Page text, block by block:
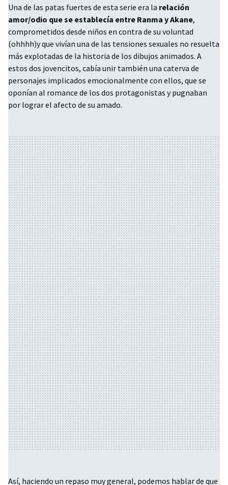
Una de las patas fuertes de esta serie era la relación
amor/odio que se establecía entre Ranma y Akane,
comprometidos desde niños en contra de su voluntad
(ohhhh)y que vivían una de las tensiones sexuales no resuelta
más explotadas de la historia de los dibujos animados. A
estos dos jovencitos, cabía unir también una caterva de
personajes implicados emocionalmente con ellos, que se
oponían al romance de los dos protagonistas y pugnaban
por lograr el afecto de su amado.
Así, haciendo un repaso muy general, podemos hablar de que